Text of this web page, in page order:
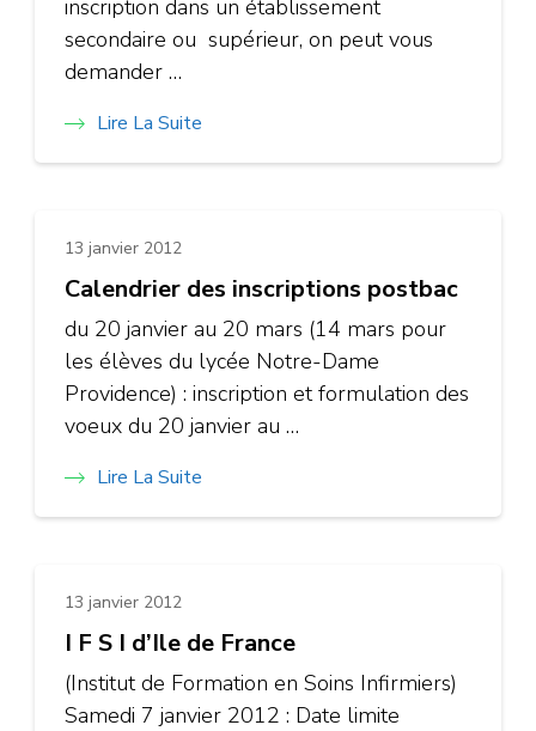
inscription dans un établissement
secondaire ou supérieur, on peut vous
demander …
Lire La Suite
13 janvier 2012
Calendrier des inscriptions postbac
du 20 janvier au 20 mars (14 mars pour
les élèves du lycée Notre-Dame
Providence) : inscription et formulation des
voeux du 20 janvier au …
Lire La Suite
13 janvier 2012
I F S I d’Ile de France
(Institut de Formation en Soins Infirmiers)
Samedi 7 janvier 2012 : Date limite